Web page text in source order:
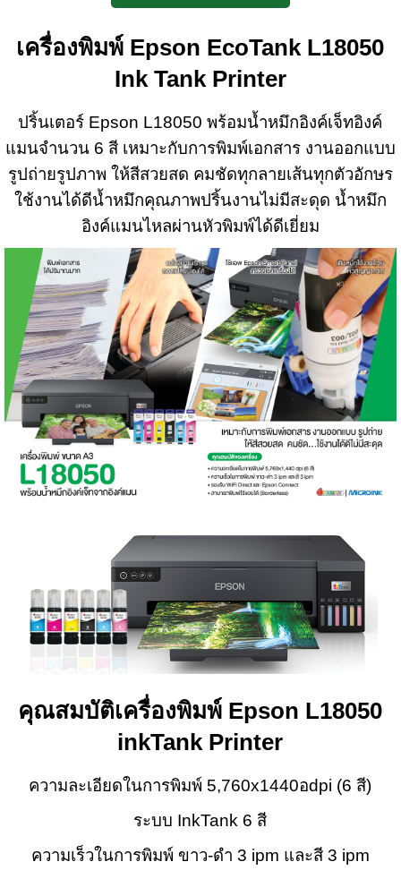
เครื่องพิมพ์ Epson EcoTank L18050
Ink Tank Printer
ปริ้นเตอร์ Epson L18050 พร้อมน้ำหมึกอิงค์เจ็ทอิงค์
แมนจำนวน 6 สี เหมาะกับการพิมพ์เอกสาร งานออกแบบ
รูปถ่ายรูปภาพ ให้สีสวยสด คมชัดทุกลายเส้นทุกตัวอักษร
ใช้งานได้ดีน้ำหมึกคุณภาพปริ้นงานไม่มีสะดุด น้ำหมึก
อิงค์แมนไหลผ่านหัวพิมพ์ได้ดีเยี่ยม
คุณสมบัติเครื่องพิมพ์ Epson L18050
inkTank Printer
ความละเอียดในการพิมพ์ 5,760x1440อdpi (6 สี)
ระบบ InkTank 6 สี
ความเร็วในการพิมพ์ ขาว-ดำ 3 ipm และสี 3 ipm